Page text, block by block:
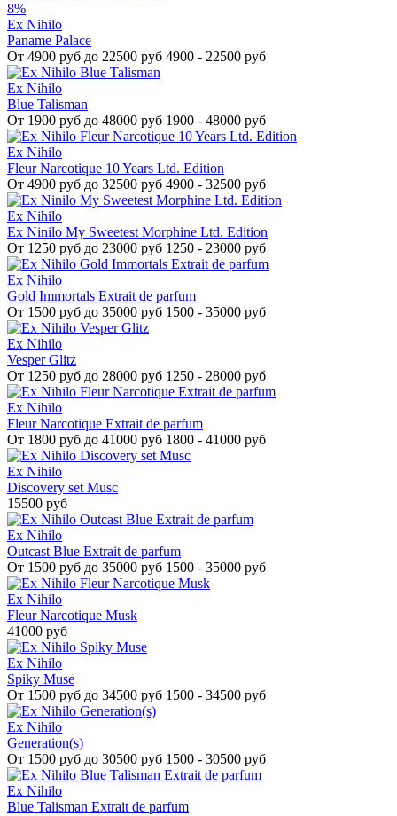
8%
Ex Nihilo
Paname Palace
От 4900 руб до 22500 руб 4900 - 22500 руб
Ex Nihilo
Blue Talisman
От 1900 руб до 48000 руб 1900 - 48000 руб
Ex Nihilo
Fleur Narcotique 10 Years Ltd. Edition
От 4900 руб до 32500 руб 4900 - 32500 руб
Ex Nihilo
Ex Ninilo My Sweetest Morphine Ltd. Edition
От 1250 руб до 23000 руб 1250 - 23000 руб
Ex Nihilo
Gold Immortals Extrait de parfum
От 1500 руб до 35000 руб 1500 - 35000 руб
Ex Nihilo
Vesper Glitz
От 1250 руб до 28000 руб 1250 - 28000 руб
Ex Nihilo
Fleur Narcotique Extrait de parfum
От 1800 руб до 41000 руб 1800 - 41000 руб
Ex Nihilo
Discovery set Musc
15500 руб
Ex Nihilo
Outcast Blue Extrait de parfum
От 1500 руб до 35000 руб 1500 - 35000 руб
Ex Nihilo
Fleur Narcotique Musk
41000 руб
Ex Nihilo
Spiky Muse
От 1500 руб до 34500 руб 1500 - 34500 руб
Ex Nihilo
Generation(s)
От 1500 руб до 30500 руб 1500 - 30500 руб
Ex Nihilo
Blue Talisman Extrait de parfum